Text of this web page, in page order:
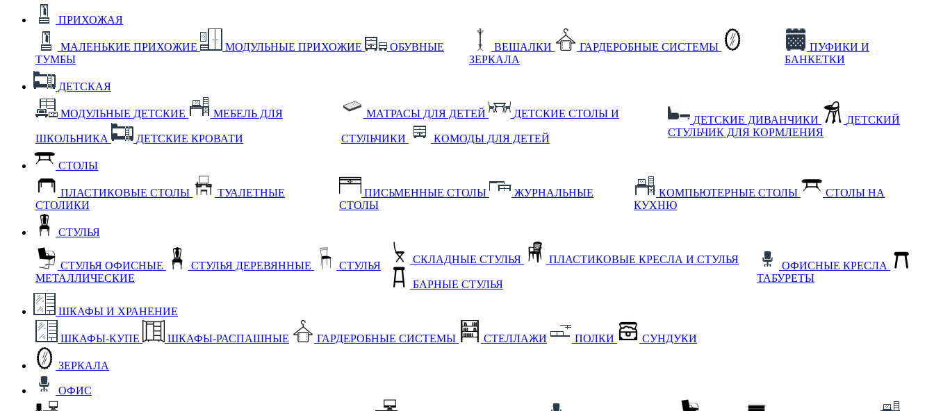
ПРИХОЖАЯ
МАЛЕНЬКИЕ ПРИХОЖИЕ МОДУЛЬНЫЕ ПРИХОЖИЕ
ОБУВНЫЕ
ТУМБЫ
ВЕШАЛКИ
ГАРДЕРОБНЫЕ СИСТЕМЫ
ЗЕРКАЛА
ПУФИКИ И
БАНКЕТКИ
ДЕТСКАЯ
МОДУЛЬНЫЕ ДЕТСКИЕ МЕБЕЛЬ ДЛЯ
ШКОЛЬНИКА ДЕТСКИЕ КРОВАТИ
МАТРАСЫ ДЛЯ ДЕТЕЙ ДЕТСКИЕ СТОЛЫ И
СТУЛЬЧИКИ КОМОДЫ ДЛЯ ДЕТЕЙ
ДЕТСКИЕ ДИВАНЧИКИ
ДЕТСКИЙ
СТУЛЬЧИК ДЛЯ КОРМЛЕНИЯ
СТОЛЫ
ПЛАСТИКОВЫЕ СТОЛЫ
ТУАЛЕТНЫЕ
СТОЛИКИ
ПИСЬМЕННЫЕ СТОЛЫ
ЖУРНАЛЬНЫЕ
СТОЛЫ
КОМПЬЮТЕРНЫЕ СТОЛЫ
СТОЛЫ НА
КУХНЮ
СТУЛЬЯ
СТУЛЬЯ ОФИСНЫЕ СТУЛЬЯ ДЕРЕВЯННЫЕ
СТУЛЬЯ
МЕТАЛЛИЧЕСКИЕ
СКЛАДНЫЕ СТУЛЬЯ ПЛАСТИКОВЫЕ КРЕСЛА И СТУЛЬЯ
БАРНЫЕ СТУЛЬЯ
ОФИСНЫЕ КРЕСЛА
ТАБУРЕТЫ
ШКАФЫ И ХРАНЕНИЕ
ШКАФЫ-КУПЕ ШКАФЫ-РАСПАШНЫЕ ГАРДЕРОБНЫЕ СИСТЕМЫ СТЕЛЛАЖИ ПОЛКИ СУНДУКИ
ЗЕРКАЛА
ОФИС